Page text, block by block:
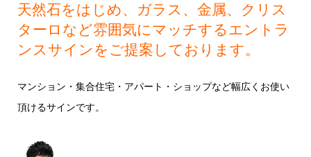
天然石をはじめ、ガラス、金属、クリス
ターロなど雰囲気にマッチするエントラ
ンスサインをご提案しております。
マンション・集合住宅・アパート・ショップなど幅広くお使い
頂けるサインです。